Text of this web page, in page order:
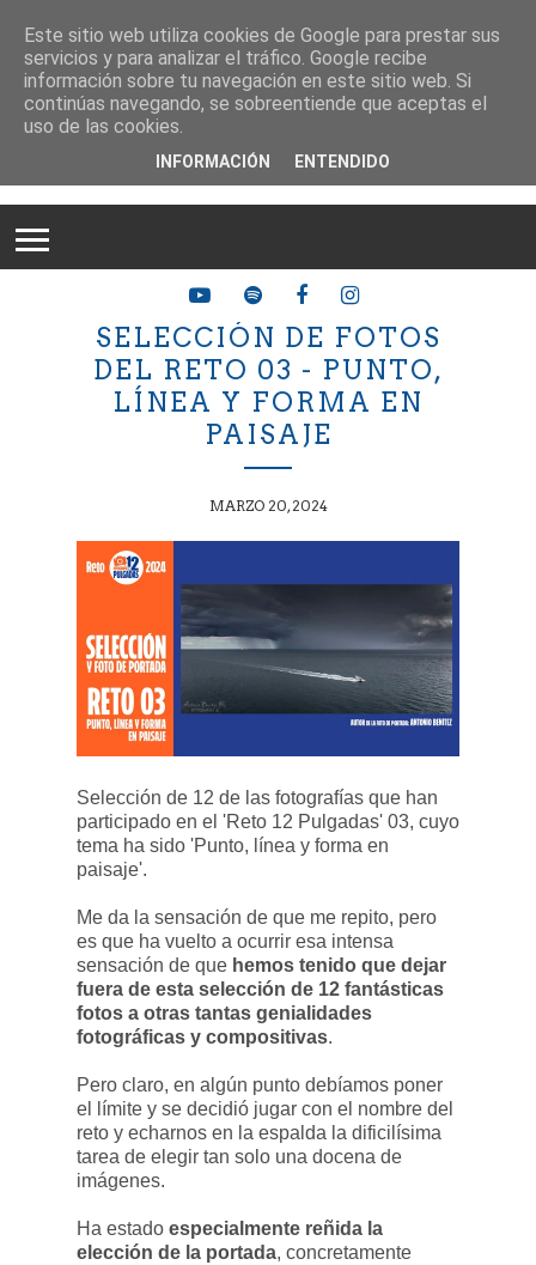
SELECCIÓN DE FOTOS
DEL RETO 03 - PUNTO,
LÍNEA Y FORMA EN
PAISAJE
MARZO 20, 2024
Selección de 12 de las fotografías que han
participado en el 'Reto 12 Pulgadas' 03, cuyo
tema ha sido 'Punto, línea y forma en
paisaje'.
Me da la sensación de que me repito, pero
es que ha vuelto a ocurrir esa intensa
sensación de que hemos tenido que dejar
fuera de esta selección de 12 fantásticas
fotos a otras tantas genialidades
fotográficas y compositivas.
Pero claro, en algún punto debíamos poner
el límite y se decidió jugar con el nombre del
reto y echarnos en la espalda la dificilísima
tarea de elegir tan solo una docena de
imágenes.
Ha estado especialmente reñida la
elección de la portada, concretamente
Este sitio web utiliza cookies de Google para prestar sus
servicios y para analizar el tráfico. Google recibe
información sobre tu navegación en este sitio web. Si
continúas navegando, se sobreentiende que aceptas el
uso de las cookies.
INFORMACIÓN ENTENDIDO